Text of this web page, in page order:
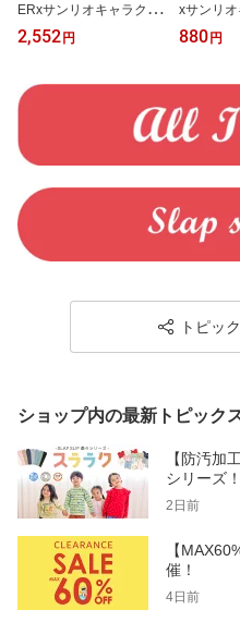
ERxサンリオキャラクタ
ーズxSLAPSLIP】フリル
付きハートリュック 子供
ブランド プレゼント sla
p slip キッズ服 シナモロ
ール クロミ マイメロデ
ィ 子供服 女の子 幼稚園
通園 通学 お出かけ
2,552円
xサンリオ
ズ
きハンカ
lip マイメ
ポチャッ
子 男の子
880円
トピッ
ショップ内の最新トピック
【防汚加
シリーズ！
2日前
【
催！
4日前